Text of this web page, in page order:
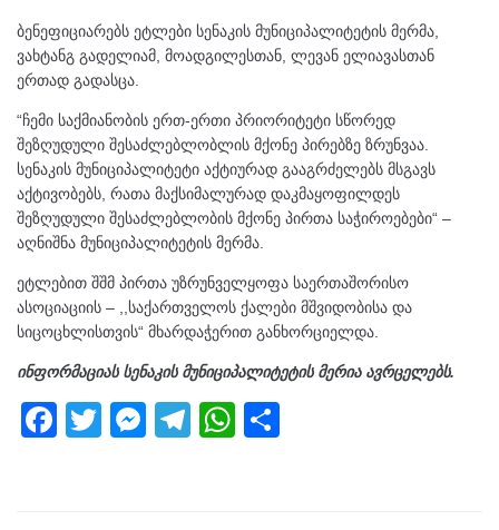
ბენეფიციარებს ეტლები სენაკის მუნიციპალიტეტის მერმა,
ვახტანგ გადელიამ, მოადგილესთან, ლევან ელიავასთან
ერთად გადასცა.
“ჩემი საქმიანობის ერთ-ერთი პრიორიტეტი სწორედ
შეზღუდული შესაძლებლობლის მქონე პირებზე ზრუნვაა.
სენაკის მუნიციპალიტეტი აქტიურად გააგრძელებს მსგავს
აქტივობებს, რათა მაქსიმალურად დაკმაყოფილდეს
შეზღუდული შესაძლებლობის მქონე პირთა საჭიროებები“ –
აღნიშნა მუნიციპალიტეტის მერმა.
ეტლებით შშმ პირთა უზრუნველყოფა საერთაშორისო
ასოციაციის – ,,საქართველოს ქალები მშვიდობისა და
სიცოცხლისთვის“ მხარდაჭერით განხორციელდა.
ინფორმაციას სენაკის მუნიციპალიტეტის მერია ავრცელებს.
F
T
M
T
W